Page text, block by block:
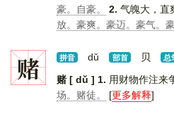
豪。自豪。
2. 气魄大，直
放。豪爽。豪迈。豪气。
门。豪族。豪绅。巧取豪
赌 拼音 dǔ 部首 贝 总
赌 [ dǔ ] 1. 用财物作注来
场。赌徒。
[更多解释]